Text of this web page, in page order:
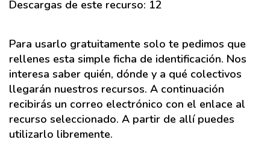
Descargas de este recurso: 12
Para usarlo gratuitamente solo te pedimos que
rellenes esta simple ficha de identificación. Nos
interesa saber quién, dónde y a qué colectivos
llegarán nuestros recursos. A continuación
recibirás un correo electrónico con el enlace al
recurso seleccionado. A partir de allí puedes
utilizarlo libremente.